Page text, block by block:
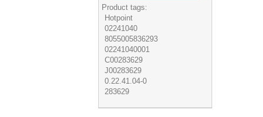
Product tags:
Hotpoint
02241040
8055005836293
02241040001
C00283629
J00283629
0.22.41.04-0
283629